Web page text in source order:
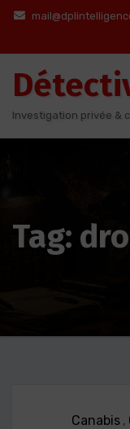
Aller
contenu
Investigation privée &
Tag:
Canabis ,